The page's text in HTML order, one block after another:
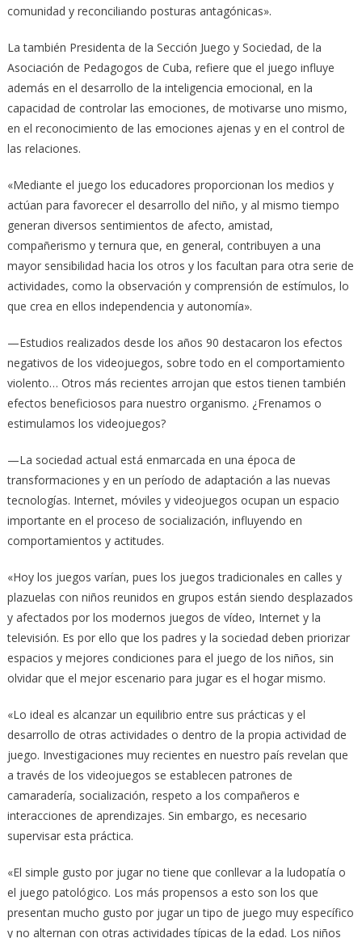
comunidad y reconciliando posturas antagónicas».
La también Presidenta de la Sección Juego y Sociedad, de la
Asociación de Pedagogos de Cuba, refiere que el juego influye
además en el desarrollo de la inteligencia emocional, en la
capacidad de controlar las emociones, de motivarse uno mismo,
en el reconocimiento de las emociones ajenas y en el control de
las relaciones.
«Mediante el juego los educadores proporcionan los medios y
actúan para favorecer el desarrollo del niño, y al mismo tiempo
generan diversos sentimientos de afecto, amistad,
compañerismo y ternura que, en general, contribuyen a una
mayor sensibilidad hacia los otros y los facultan para otra serie de
actividades, como la observación y comprensión de estímulos, lo
que crea en ellos independencia y autonomía».
—Estudios realizados desde los años 90 destacaron los efectos
negativos de los videojuegos, sobre todo en el comportamiento
violento… Otros más recientes arrojan que estos tienen también
efectos beneficiosos para nuestro organismo. ¿Frenamos o
estimulamos los videojuegos?
—La sociedad actual está enmarcada en una época de
transformaciones y en un período de adaptación a las nuevas
tecnologías. Internet, móviles y videojuegos ocupan un espacio
importante en el proceso de socialización, influyendo en
comportamientos y actitudes.
«Hoy los juegos varían, pues los juegos tradicionales en calles y
plazuelas con niños reunidos en grupos están siendo desplazados
y afectados por los modernos juegos de vídeo, Internet y la
televisión. Es por ello que los padres y la sociedad deben priorizar
espacios y mejores condiciones para el juego de los niños, sin
olvidar que el mejor escenario para jugar es el hogar mismo.
«Lo ideal es alcanzar un equilibrio entre sus prácticas y el
desarrollo de otras actividades o dentro de la propia actividad de
juego. Investigaciones muy recientes en nuestro país revelan que
a través de los videojuegos se establecen patrones de
camaradería, socialización, respeto a los compañeros e
interacciones de aprendizajes. Sin embargo, es necesario
supervisar esta práctica.
«El simple gusto por jugar no tiene que conllevar a la ludopatía o
el juego patológico. Los más propensos a esto son los que
presentan mucho gusto por jugar un tipo de juego muy específico
y no alternan con otras actividades típicas de la edad. Los niños